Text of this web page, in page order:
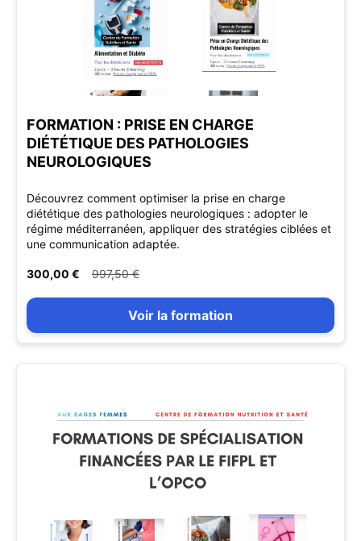
FORMATION : PRISE EN CHARGE
DIÉTÉTIQUE DES PATHOLOGIES
NEUROLOGIQUES
Découvrez comment optimiser la prise en charge
diététique des pathologies neurologiques : adopter le
régime méditerranéen, appliquer des stratégies ciblées et
une communication adaptée.
300,00 € 997,50 €
Voir la formation